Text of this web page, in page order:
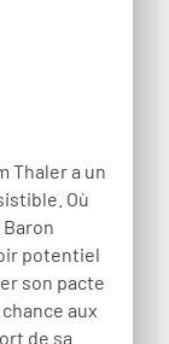
Thaler a un
Où
Baron
potentiel
son pacte
aux
de sa